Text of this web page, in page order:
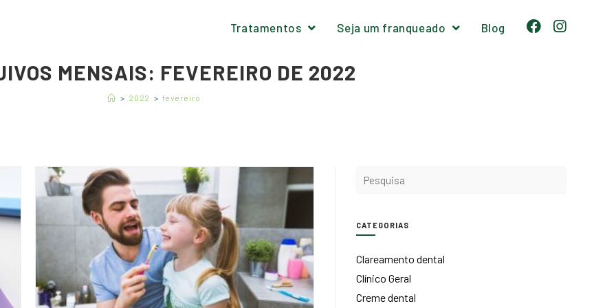
Tratamentos Seja um franqueado Blog
MENSAIS: FEVEREIRO DE 2022
> 2022 > fevereiro
CATEGORIAS
Clareamento dental
Clínico Geral
Creme dental